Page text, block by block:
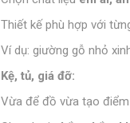
Thiết kế phù hợp với
Ví dụ: giường gỗ nhỏ
Kệ, tủ, giá đỡ:
Vừa để đồ vừa tạo điểm